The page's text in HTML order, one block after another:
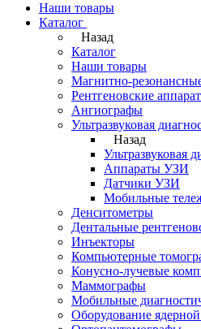
Наши товары
Каталог
Назад
Каталог
Наши товары
Магнитно-
Рентгеновские
Ангиографы
Ультразвуковая
Назад
Ультразвуковая
Аппараты УЗИ
Датчики УЗИ
Мобильные
Денситометры
Дентальные
Инъекторы
Компьютерные
Конусно-лучевые
Маммографы
Мобильные
Оборудование